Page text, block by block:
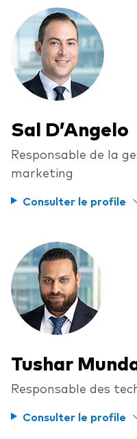
Sal D’Angelo
Responsable de la
marketing
Consulter le profile
Tushar
Responsable des
Consulter le profile